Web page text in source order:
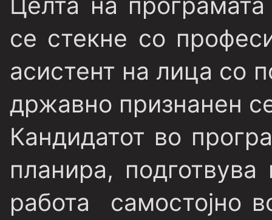
се стекне со
асистент на лица со
државно признанен
Кандидатот во
планира, подготвува
работа самостојно